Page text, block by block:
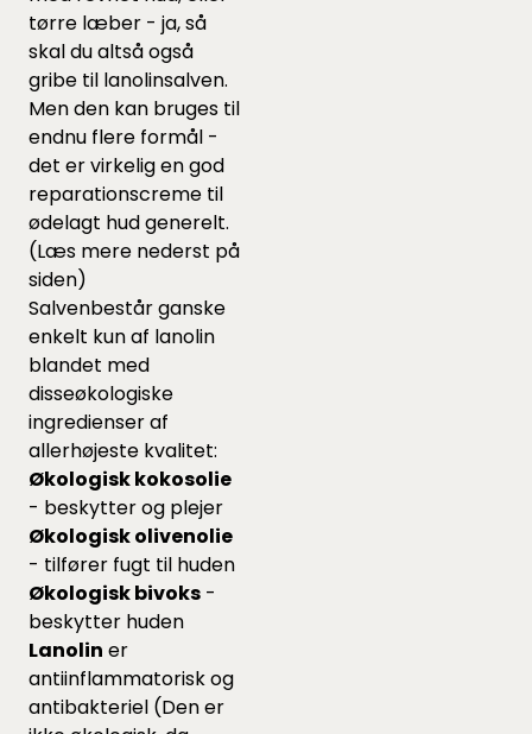
tørre læber - ja, så
skal du altså også
gribe til lanolinsalven.
Men den kan bruges til
endnu flere formål -
det er virkelig en god
reparationscreme til
ødelagt hud generelt.
(Læs mere nederst på
siden)
Salvenbestår ganske
enkelt kun af lanolin
blandet med
disseøkologiske
ingredienser af
allerhøjeste kvalitet:
Økologisk kokosolie
- beskytter og plejer
Økologisk olivenolie
- tilfører fugt til huden
Økologisk bivoks -
beskytter huden
Lanolin er
antiinflammatorisk og
antibakteriel (Den er